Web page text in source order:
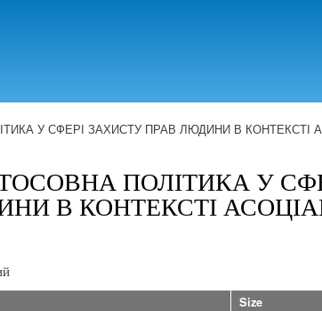
У СФЕРІ ЗАХИСТУ ПРАВ ЛЮДИНИ В КОНТЕКСТІ
ПОЛІТИКА У
В КОНТЕКСТІ
Size